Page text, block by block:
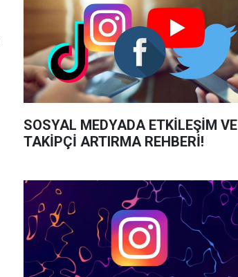
SOSYAL MEDYADA ETKİLEŞİM VE
TAKİPÇİ ARTIRMA REHBERİ!